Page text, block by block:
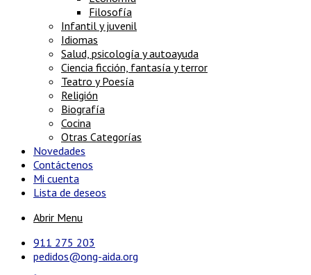
Filosofía
Infantil y juvenil
Idiomas
Salud, psicología y autoayuda
Ciencia ficción, fantasía y terror
Teatro y Poesía
Religión
Biografía
Cocina
Otras Categorías
Novedades
Contáctenos
Mi cuenta
Lista de deseos
Abrir Menu
911 275 203
pedidos@ong-aida.org